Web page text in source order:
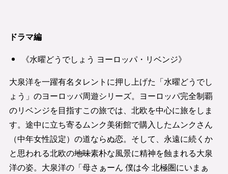
ドラマ編
《水曜どうでしょう ヨーロッパ・リベンジ》
大泉洋を一躍有名タレントに押し上げた「水曜どうでし
ょう」のヨーロッパ周遊シリーズ。ヨーロッパ完全制覇
のリベンジを目指すこの旅では、北欧を中心に旅をしま
す。途中に立ち寄るムンク美術館で購入したムンクさん
（中年女性設定）の道ならぬ恋。そして、永遠に続くか
と思われる北欧の地味素朴な風景に精神を蝕まれる大泉
洋の姿。大泉洋の「母さぁーん 僕は今 北極圏にいまぁ